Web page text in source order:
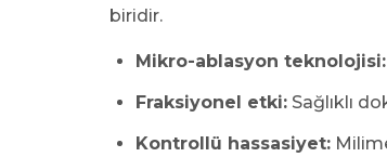
biridir.
Mikro-ablasyon teknolojisi:
Fraksiyonel etki:Sağlıklı
Kontrollü hassasiyet: